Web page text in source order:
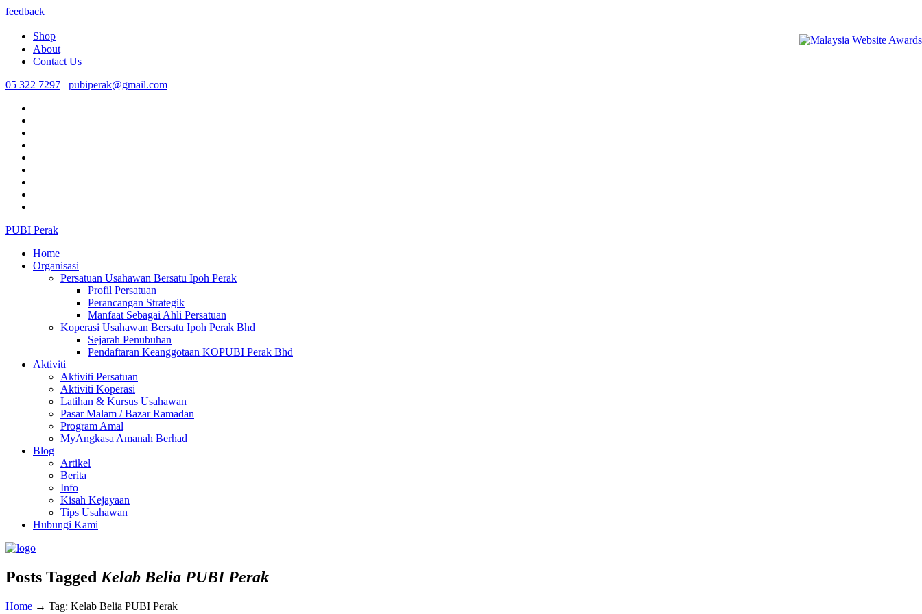
feedback
Shop
About
Contact Us
05 322 7297
pubiperak@gmail.com
PUBI Perak
Home
Organisasi
Persatuan Usahawan Bersatu Ipoh Perak
Profil Persatuan
Perancangan Strategik
Manfaat Sebagai Ahli Persatuan
Koperasi Usahawan Bersatu Ipoh Perak Bhd
Sejarah Penubuhan
Pendaftaran Keanggotaan KOPUBI Perak Bhd
Aktiviti
Aktiviti Persatuan
Aktiviti Koperasi
Latihan & Kursus Usahawan
Pasar Malam / Bazar Ramadan
Program Amal
MyAngkasa Amanah Berhad
Blog
Artikel
Berita
Info
Kisah Kejayaan
Tips Usahawan
Hubungi Kami
Posts Tagged Kelab Belia PUBI Perak
Home → Tag: Kelab Belia PUBI Perak